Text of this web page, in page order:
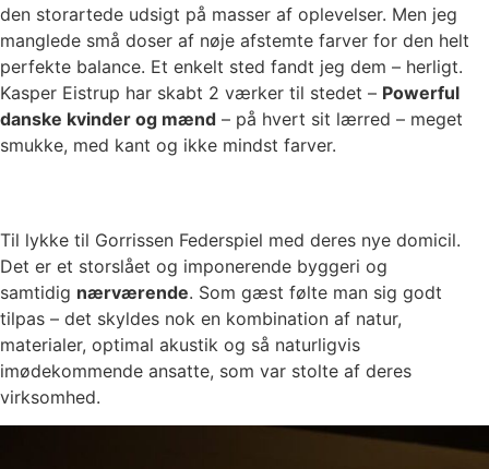
den storartede udsigt på masser af oplevelser. Men jeg
manglede små doser af nøje afstemte farver for den helt
perfekte balance. Et enkelt sted fandt jeg dem – herligt.
Kasper Eistrup har skabt 2 værker til stedet – Powerful
danske kvinder og mænd – på hvert sit lærred – meget
smukke, med kant og ikke mindst farver.
Til lykke til Gorrissen Federspiel med deres nye domicil.
Det er et storslået og imponerende byggeri og
samtidig nærværende. Som gæst følte man sig godt
tilpas – det skyldes nok en kombination af natur,
materialer, optimal akustik og så naturligvis
imødekommende ansatte, som var stolte af deres
virksomhed.